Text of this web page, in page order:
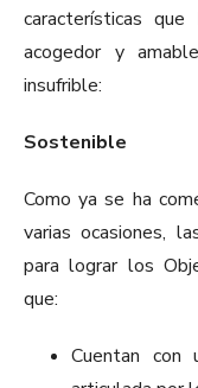
características
acogedor y
insufrible:
Sostenible
Como ya se ha
varias ocasiones,
para lograr los
que:
Cuentan con